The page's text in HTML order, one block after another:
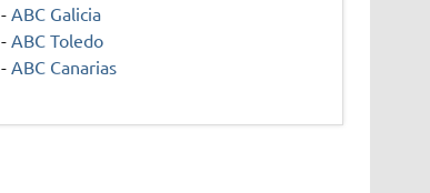
- ABC Galicia
- ABC Toledo
- ABC Canarias